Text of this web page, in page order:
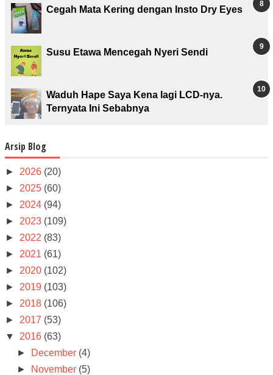
Cegah Mata Kering dengan Insto Dry Eyes
Susu Etawa Mencegah Nyeri Sendi
Waduh Hape Saya Kena lagi LCD-nya.
Ternyata Ini Sebabnya
Arsip Blog
► 2026 (20)
► 2025 (60)
► 2024 (94)
► 2023 (109)
► 2022 (83)
► 2021 (61)
► 2020 (102)
► 2019 (103)
► 2018 (106)
► 2017 (53)
▼ 2016 (63)
►
December (4)
►
November (5)